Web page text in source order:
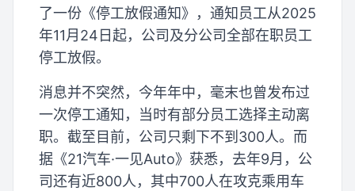
了一份《停工放假通知》，通知员工从2025
年11月24日起，公司及分公司全部在职员工
停工放假。
消息并不突然，今年年中，毫末也曾发布过
一次停工通知，当时有部分员工选择主动离
职。截至目前，公司只剩下不到300人。而
据《21汽车·一见Auto》获悉，去年9月，公
司还有近800人，其中700人在攻克乘用车